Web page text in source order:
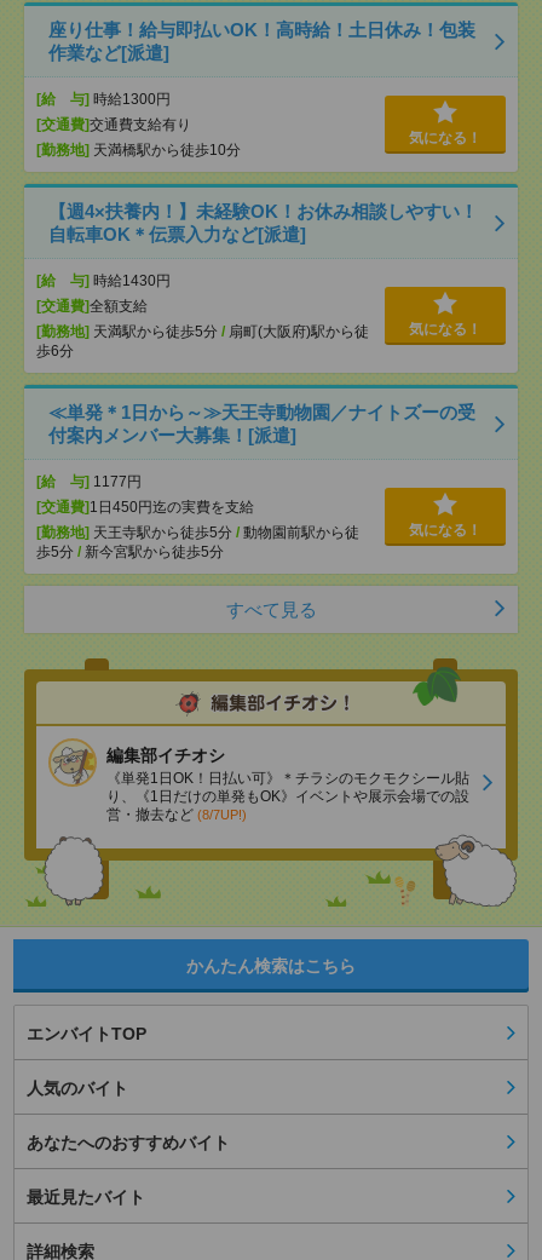
座り仕事！給与即払いOK！高時給！土日休み！包装
作業など[派遣]
[給 与] 時給1300円
[交通費]交通費支給有り
[勤務地] 天満橋駅から徒歩10分
気になる！
【週4×扶養内！】未経験OK！お休み相談しやすい！
自転車OK＊伝票入力など[派遣]
[給 与] 時給1430円
[交通費]全額支給
[勤務地] 天満駅から徒歩5分 / 扇町(大阪府)駅から徒
歩6分
気になる！
≪単発＊1日から～≫天王寺動物園／ナイトズーの受
付案内メンバー大募集！[派遣]
[給 与] 1177円
[交通費] 1日450円迄の実費を支給
[勤務地] 天王寺駅から徒歩5分 / 動物園前駅から徒
歩5分 / 新今宮駅から徒歩5分
気になる！
すべて見る
編集部イチオシ
《単発1日OK！日払い可》＊チラシのモクモクシール貼
り、《1日だけの単発もOK》イベントや展示会場での設
営・撤去など (8/7UP!)
かんたん検索はこちら
エンバイトTOP
人気のバイト
あなたへのおすすめバイト
最近見たバイト
詳細検索